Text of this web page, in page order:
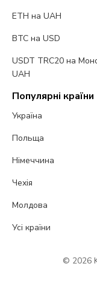
ETH на UAH
BTC на USD
USDT TRC20 на
UAH
Популярні країни
Україна
Польща
Німеччина
Чехія
Молдова
Усі країни
© 2026